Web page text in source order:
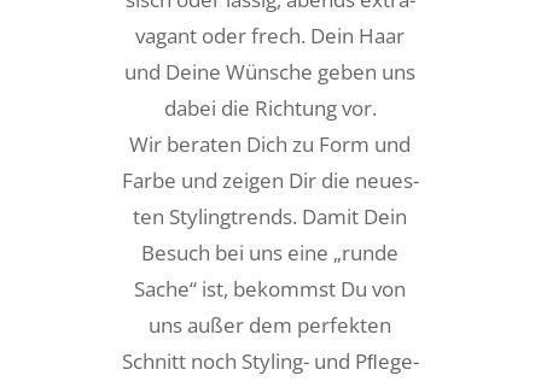
va­gant oder frech. Dein Haar
und Dei­ne Wün­sche geben uns
dabei die Rich­tung vor.
Wir bera­ten Dich zu Form und
Far­be und zei­gen Dir die neu­es­
ten Sty­ling­trends. Damit Dein
Besuch bei uns eine „run­de
Sache“ ist, bekommst Du von
uns außer dem per­fek­ten
Schnitt noch Sty­ling- und Pﬂe­ge­